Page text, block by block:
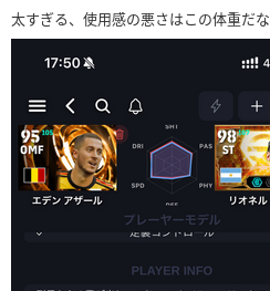
太すぎる、使用感の悪さはこの体重だな